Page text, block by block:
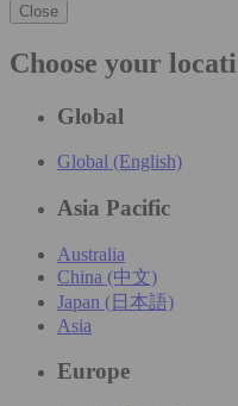
Close
Choose your
Global
Global (English)
Asia Pacific
Australia
China (中文)
Japan (日本語)
Asia
Europe